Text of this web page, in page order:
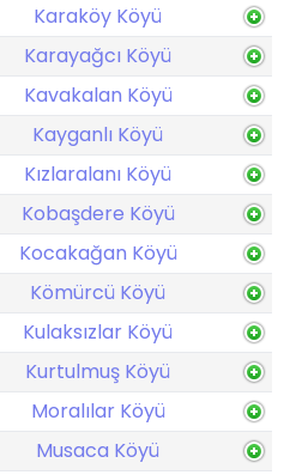
Karaköy Köyü
Karayağcı Köyü
Kavakalan Köyü
Kayganlı Köyü
Kızlaralanı Köyü
Kobaşdere Köyü
Kocakağan Köyü
Kömürcü Köyü
Kulaksızlar Köyü
Kurtulmuş Köyü
Moralılar Köyü
Musaca Köyü